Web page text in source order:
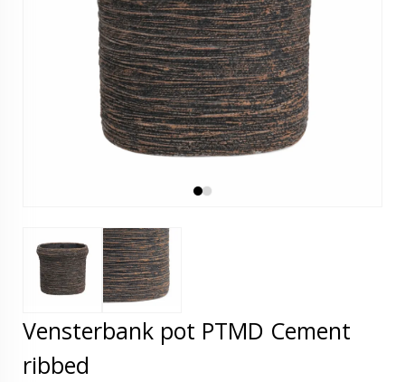
Vensterbank pot PTMD Cement
ribbed